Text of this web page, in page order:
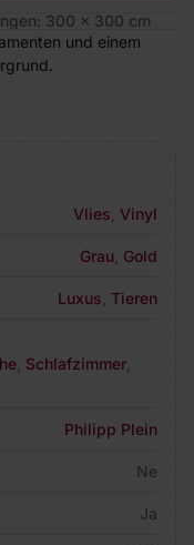
300 x 300 cm
und einem
Vlies Vinyl
Grau Gold
Luxus Tieren
Schlafzimmer
Philipp Plein
Ne
Ja